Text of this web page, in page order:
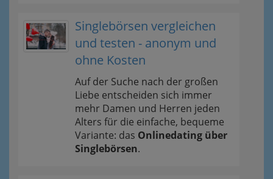
Singlebörsen vergleichen
und testen - anonym und
ohne Kosten
Auf der Suche nach der großen
Liebe entscheiden sich immer
mehr Damen und Herren jeden
Alters für die einfache, bequeme
Variante: das Onlinedating über
Singlebörsen.